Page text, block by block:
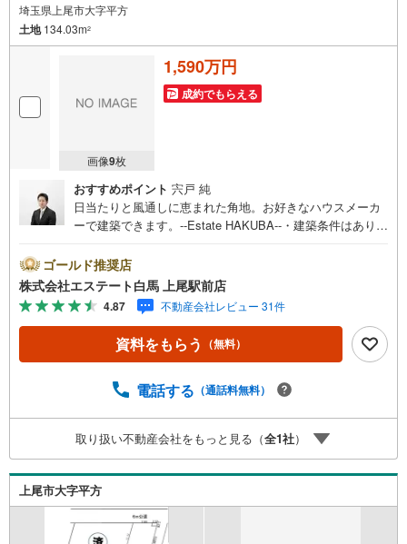
埼玉県上尾市大字平方
土地134.03m2
画像9枚
1,590万円
成約でもらえる
おすすめポイント 宍戸 純
日当たりと風通しに恵まれた角地。お好きなハウスメーカ
ーで建築できます。--Estate HAKUBA--・建築条件はありま
通しに優れた角地。開放感のある住環境です。・ローソン
まで約380m。深夜のちょっとした買物も楽々。・平方小学
校まで約470m。低学年のお子様も通いやすい。Public Rela
tions ----◇白馬グループ施工［白馬の家］のご紹介・断熱
等性能等級5・省エネルギー性能等級6を標準採用。・全棟
気密測定、C値0.4前後の超高気密の住宅です。・営業を通
い。◎ローソンまで約380mで便利。開放的な角地で日当た
ゴールド推奨店
株式会社エステート白馬 上尾駅前店
4.87 不動産会社レビュー 31件
資料をもらう （無料）
電話する （通話料無料）
取り扱い不動産会社をもっと見る（全1社）
上尾市大字平方